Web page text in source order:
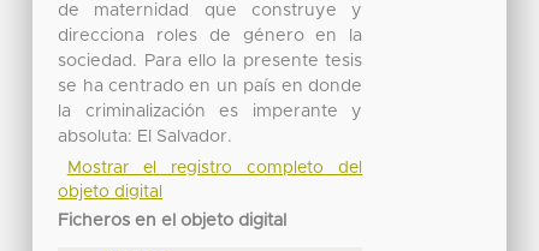
de maternidad que construye y
direcciona roles de género en la
sociedad. Para ello la presente tesis
se ha centrado en un país en donde
la criminalización es imperante y
absoluta: El Salvador.
Mostrar el registro completo del
objeto digital
Ficheros en el objeto digital